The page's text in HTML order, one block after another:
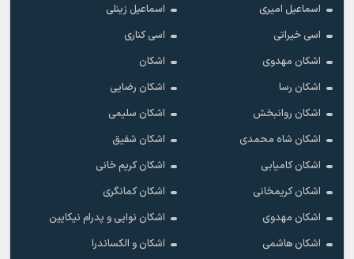
اسماعیل امیری
اسماعیل زینلی
اسی خیراتی
اسی کناری
اشکان مهدوى
اشکان
اشکان رسا
اشکان رضایی
اشکان روانبخش
اشکان سلیمی
اشکان شاه محمدی
اشکان شفیق
اشکان کامیابی
اشکان کریم خانی
اشکان کریمخانی
اشکان کمانگری
اشکان مهدوی
اشکان نوایی و پدرام نیکایین
اشکان هاشمی
اشکان و الکساندرا